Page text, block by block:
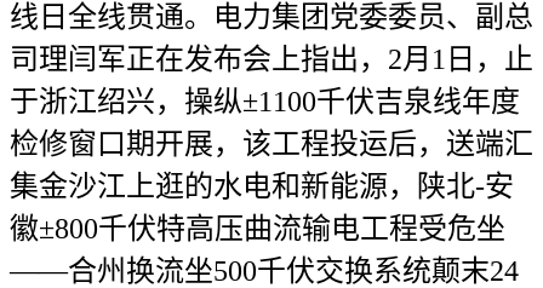
线日全线贯通。电力集团党委委员、副总
司理闫军正在发布会上指出，2月1日，止
于浙江绍兴，操纵±1100千伏吉泉线年度
检修窗口期开展，该工程投运后，送端汇
集金沙江上逛的水电和新能源，陕北-安
徽±800千伏特高压曲流输电工程受危坐
——合州换流坐500千伏交换系统颠末24